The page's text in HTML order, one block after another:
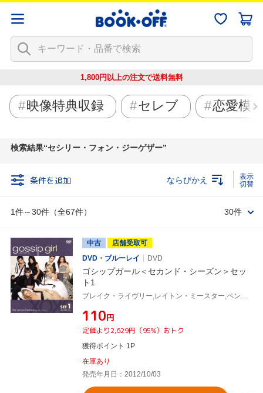
1,800円以上の注文で送料無料
映像特典収録 セレブ 恋愛模
検索結果 セシリー・フォン・ジーゲザー
条件を追加
1件～30件（全67件）
ならびかえ
30件
中古
店舗受取可
DVD・ブルーレイ
DVD
ゴシップガール＜セカンド・シーズン＞セッ
ト1
ブレイク・ライヴリー,レイトン・ミースター,ペン・バッジリー,セシリー・フォン・ジーゲザー(原作)
¥110円
定価より2,629円（95%）おトク
獲得ポイント 1P
在庫あり
発売年月日：2012/10/03